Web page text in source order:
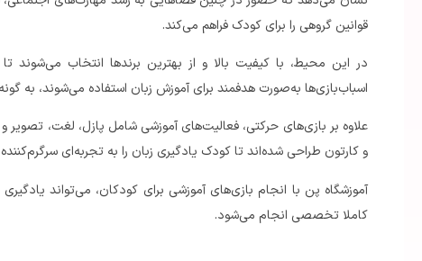
قوانین گروهی را برای کودک فراهم می‌کند.
در این محیط، با کیفیت بالا و از بهترین برندها انتخاب
اسباب‌بازی‌ها به‌صورت هدفمند برای آموزش زبان استفاده می‌شوند، به
علاوه بر بازی‌های حرکتی، فعالیت‌های آموزشی شامل پازل، لغت،
و کارتون طراحی شده‌اند تا کودک یادگیری زبان را به تجربه‌ای
آموزشگاه پن با انجام بازی‌های آموزشی برای کودکان، می‌تواند
کاملا تخصصی انجام می‌شود.